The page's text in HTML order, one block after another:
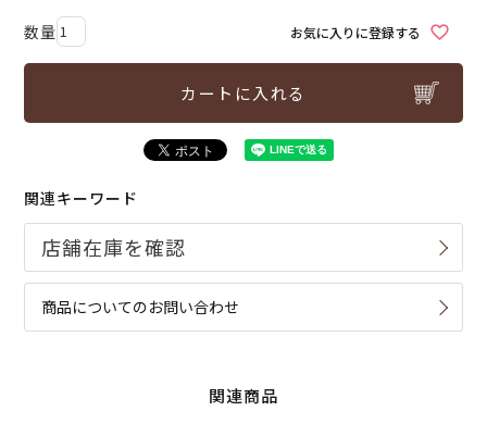
お気に入りに登録する
カートに入れる
関連キーワード
商品についてのお問い合わせ
関連商品